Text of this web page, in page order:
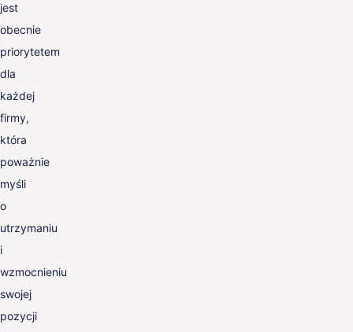
jest
obecnie
priorytetem
dla
każdej
firmy,
która
poważnie
myśli
o
utrzymaniu
i
wzmocnieniu
swojej
pozycji